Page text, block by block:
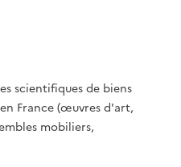
scientifiques de biens
France (œuvres d'art,
mobiliers,